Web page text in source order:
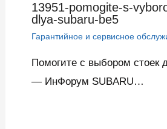
13951-pomogite-s-
dlya-subaru-be5
Гарантийное и сервисное
Помогите с выбором стоек
— ИнФорум SUBARU…